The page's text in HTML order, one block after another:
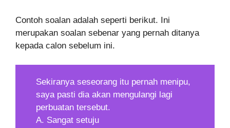
Contoh soalan adalah seperti berikut. Ini
merupakan soalan sebenar yang pernah ditanya
kepada calon sebelum ini.
Sekiranya seseorang itu pernah menipu,
saya pasti dia akan mengulangi lagi
perbuatan tersebut.
A. Sangat setuju